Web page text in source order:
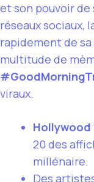
et son pouvoir de
réseaux sociaux,
rapidement de
multitude de
viraux.
20 des
millénaire.
Des